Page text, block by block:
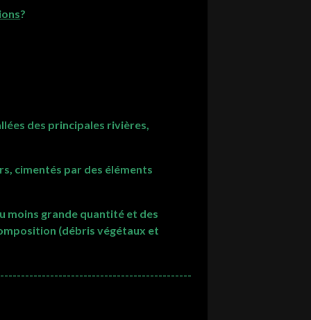
?
des principales rivières,
cimentés par des éléments
moins grande quantité et des
(débris végétaux et